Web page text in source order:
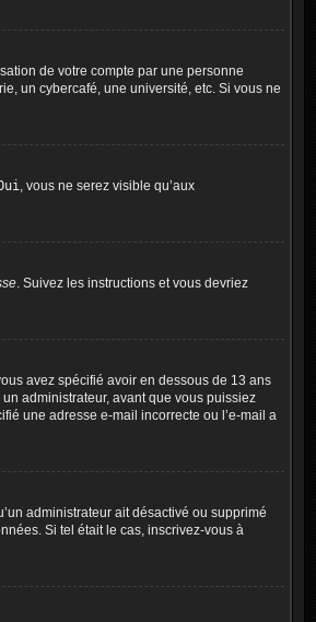
de votre compte par une personne
un cybercafé, une université, etc. Si vous ne
, vous ne serez visible qu’aux
. Suivez les instructions et vous devriez
avez spécifié avoir en dessous de 13 ans
administrateur, avant que vous puissiez
une adresse e-mail incorrecte ou l’e-mail a
administrateur ait désactivé ou supprimé
Si tel était le cas, inscrivez-vous à